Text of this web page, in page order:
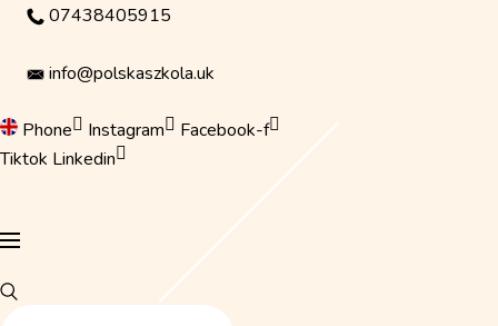
Skip
content
07438405915
info@polskaszkola.uk
Phone Instagram
Facebook-f
Tiktok Linkedin